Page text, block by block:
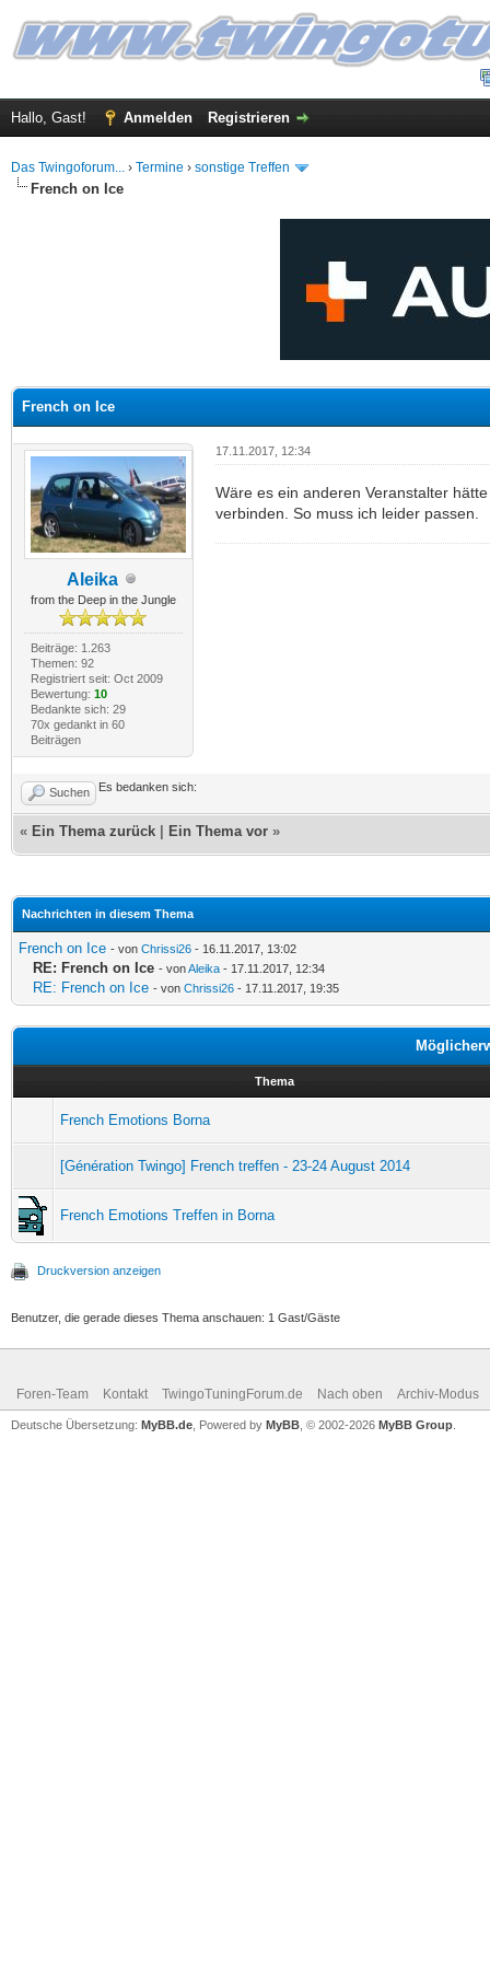
Hallo, Gast! Anmelden Registrieren
Das Twingoforum... › Termine › sonstige Treffen
French on Ice
French on Ice
Aleika
from the Deep in the Jungle
Beiträge: 1.263
Themen: 92
Registriert seit: Oct 2009
Bewertung: 10
Bedankte sich: 29
70x gedankt in 60
Beiträgen
17.11.2017, 12:34
Wäre es ein anderen Veranstalter
verbinden. So muss ich leider passen.
Suchen Es bedanken sich:
« Ein Thema zurück Ein Thema vor »
Nachrichten in diesem Thema
French on Ice - von Chrissi26 - 16.11.2017, 13:02
RE: French on Ice - vonAleika - 17.11.2017, 12:34
RE: French on Ice - von Chrissi26 - 17.11.2017, 19:35
Thema
French Emotions Borna
[Génération Twingo] French treffen - 23-24 August 2014
French Emotions Treffen in Borna
Druckversion anzeigen
Benutzer, die gerade dieses Thema anschauen: 1 Gast/Gäste
Foren-Team Kontakt TwingoTuningForum.de Nach oben Archiv-Modus
Deutsche Übersetzung: MyBB.de , Powered by MyBB , © 2002-2026 MyBB Group